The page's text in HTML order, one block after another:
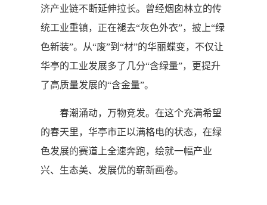
济产业链不断延伸拉长。曾经烟囱林立的传
统工业重镇，正在褪去“灰色外衣”，披上“绿
色新装”。从“废”到“材”的华丽蝶变，不仅让
华亭的工业发展多了几分“含绿量”，更提升
了高质量发展的“含金量”。
春潮涌动，万物竞发。在这个充满希望
的春天里，华亭市正以满格电的状态，在绿
色发展的赛道上全速奔跑，绘就一幅产业
兴、生态美、发展优的崭新画卷。